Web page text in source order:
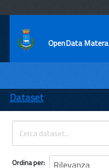
OpenData Matera
ENTI
TEMI
INFORMAZIONI
Dataset
Ordina per